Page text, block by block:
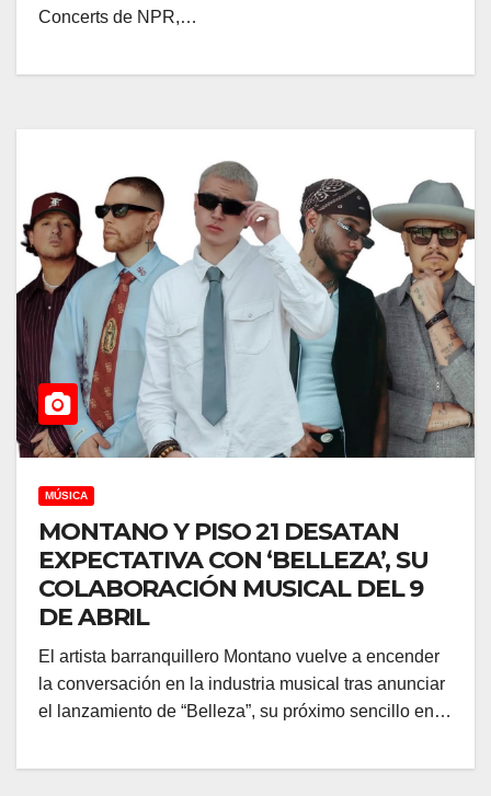
Concerts de NPR,…
MÚSICA
MONTANO Y PISO 21 DESATAN
EXPECTATIVA CON ‘BELLEZA’, SU
COLABORACIÓN MUSICAL DEL 9
DE ABRIL
El artista barranquillero Montano vuelve a encender
la conversación en la industria musical tras anunciar
el lanzamiento de “Belleza”, su próximo sencillo en…